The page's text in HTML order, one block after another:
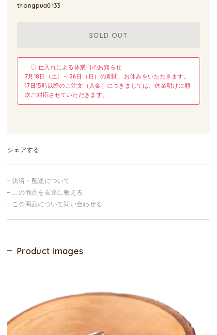
thongpua0133
SOLD OUT
━〇 仕入れによる休業日のお知らせ
7月18日（土）～26日（日）の期間、お休みをいただきます。
17日15時以降のご注文（入金）につきましては、休業明けに順
次ご対応させていただきます。
シェアする
決済・配送について
この商品を友達に教える
この商品について問い合わせる
Product Images